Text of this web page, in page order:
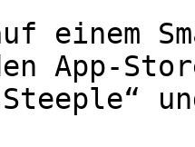
einem
App-